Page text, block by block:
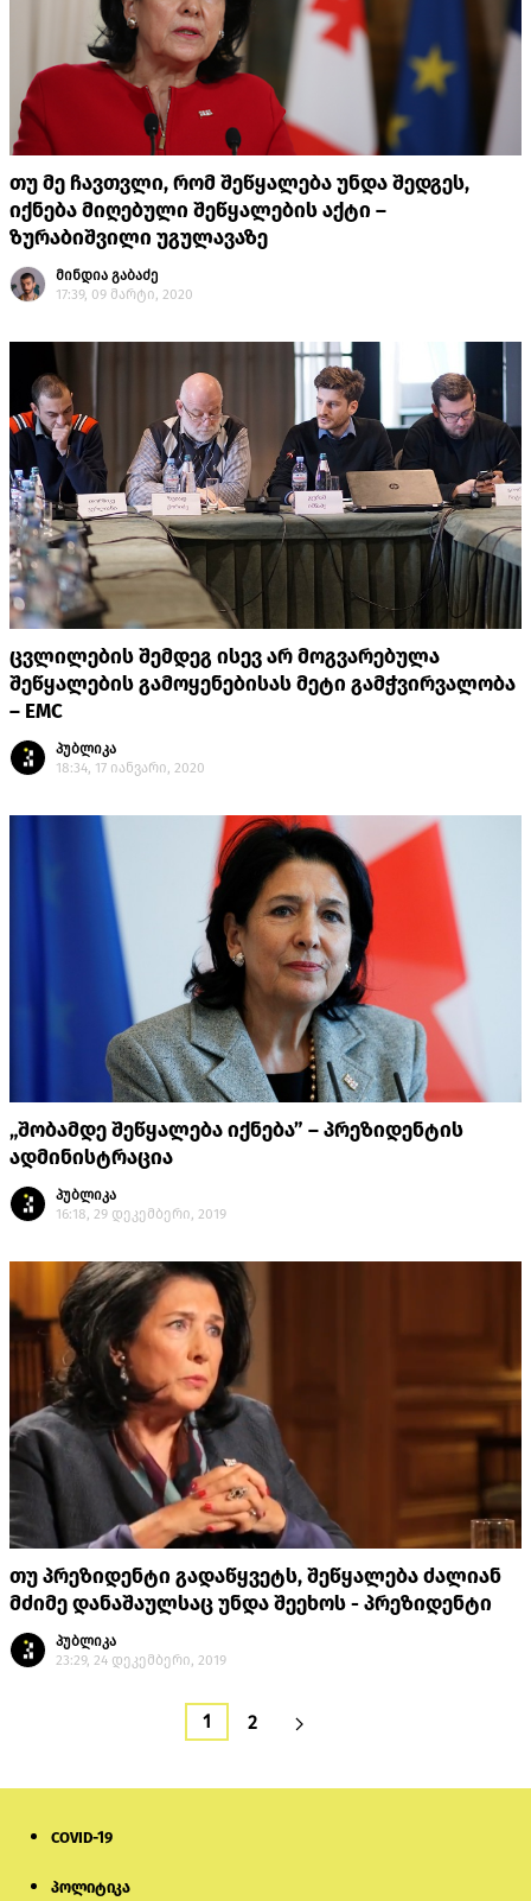
თუ მე ჩავთვლი, რომ შეწყალება უნდა შედგეს,
იქნება მიღებული შეწყალების აქტი –
ზურაბიშვილი უგულავაზე
მინდია გაბაძე
17:39, 09 მარტი, 2020
ცვლილების შემდეგ ისევ არ მოგვარებულა
შეწყალების გამოყენებისას მეტი გამჭვირვალობა
– EMC
პუბლიკა
18:34, 17 იანვარი, 2020
„შობამდე შეწყალება იქნება” – პრეზიდენტის
ადმინისტრაცია
პუბლიკა
16:18, 29 დეკემბერი, 2019
თუ პრეზიდენტი გადაწყვეტს, შეწყალება ძალიან
მძიმე დანაშაულსაც უნდა შეეხოს - პრეზიდენტი
პუბლიკა
23:29, 24 დეკემბერი, 2019
1 2
COVID-19
პოლიტიკა